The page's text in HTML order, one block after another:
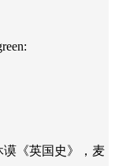
谟《英国史》，麦